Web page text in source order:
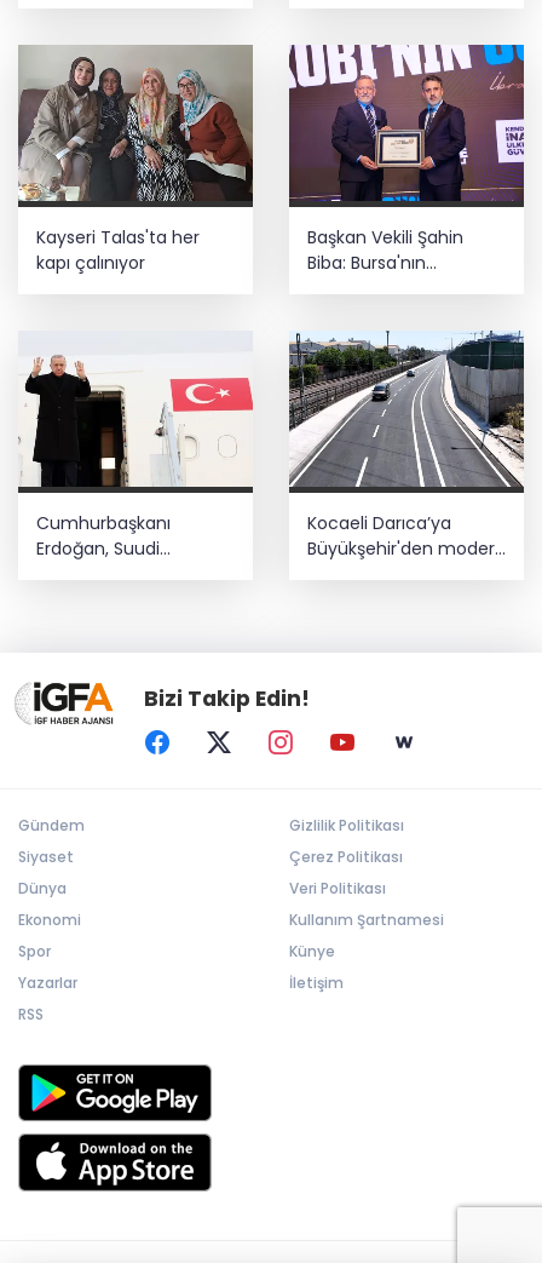
Kayseri Talas'ta her
kapı çalınıyor
Başkan Vekili Şahin
Biba: Bursa'nın
geleceğini bütüncül
Cumhurbaşkanı
Erdoğan, Suudi
Arabistan yolcusu
Kocaeli Darıca’ya
Büyükşehir'den modern
ulaşım yatırımı
Bizi Takip Edin!
Gündem
Siyaset
Dünya
Ekonomi
Spor
Yazarlar
RSS
Gizlilik Politikası
Çerez Politikası
Veri Politikası
Kullanım Şartnamesi
Künye
İletişim